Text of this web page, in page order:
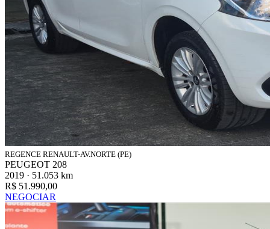
REGENCE RENAULT-AV.NORTE (PE)
PEUGEOT 208
2019 · 51.053 km
R$ 51.990,00
NEGOCIAR